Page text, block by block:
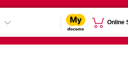
Online